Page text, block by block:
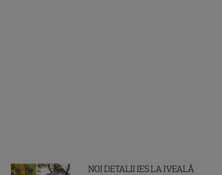
NOI DETALII IES LA IVEALĂ